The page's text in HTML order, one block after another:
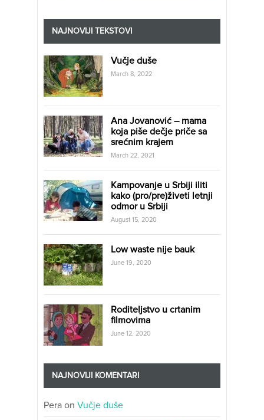
NAJNOVIJI TEKSTOVI
Vučje duše
March 8, 2022
Ana Jovanović – mama
koja piše dečje priče sa
srećnim krajem
March 22, 2021
Kampovanje u Srbiji iliti
kako (pro/pre)živeti letnji
odmor u Srbiji
August 15, 2020
Low waste nije bauk
June 19, 2020
Roditeljstvo u crtanim
filmovima
June 12, 2020
NAJNOVIJI KOMENTARI
Pera on Vučje duše